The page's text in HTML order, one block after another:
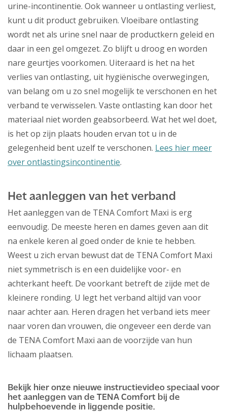
urine-incontinentie. Ook wanneer u ontlasting verliest,
kunt u dit product gebruiken. Vloeibare ontlasting
wordt net als urine snel naar de productkern geleid en
daar in een gel omgezet. Zo blijft u droog en worden
nare geurtjes voorkomen. Uiteraard is het na het
verlies van ontlasting, uit hygiënische overwegingen,
van belang om u zo snel mogelijk te verschonen en het
verband te verwisselen. Vaste ontlasting kan door het
materiaal niet worden geabsorbeerd. Wat het wel doet,
is het op zijn plaats houden ervan tot u in de
gelegenheid bent uzelf te verschonen. Lees hier meer
over ontlastingsincontinentie.
Het aanleggen van het verband
Het aanleggen van de TENA Comfort Maxi is erg
eenvoudig. De meeste heren en dames geven aan dit
na enkele keren al goed onder de knie te hebben.
Weest u zich ervan bewust dat de TENA Comfort Maxi
niet symmetrisch is en een duidelijke voor- en
achterkant heeft. De voorkant betreft de zijde met de
kleinere ronding. U legt het verband altijd van voor
naar achter aan. Heren dragen het verband iets meer
naar voren dan vrouwen, die ongeveer een derde van
de TENA Comfort Maxi aan de voorzijde van hun
lichaam plaatsen.
Bekijk hier onze nieuwe instructievideo speciaal voor
het aanleggen van de TENA Comfort bij de
hulpbehoevende in liggende positie.